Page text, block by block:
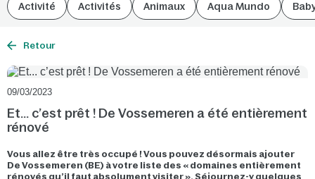
Activité Activités Animaux Aqua Mundo
Retour
09/03/2023
Et... c’est prêt ! De Vossemeren a été entièrement
rénové
Vous allez être très occupé ! Vous pouvez désormais ajouter
De Vossemeren (BE) à votre liste des « domaines entièrement
rénovés qu’il faut absolument visiter ». Séjournez-y quelques